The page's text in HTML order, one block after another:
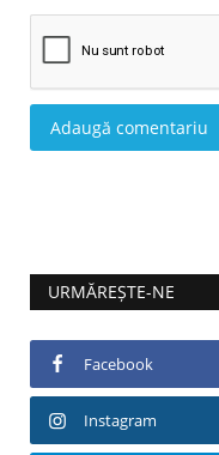
Adaugă comentariu
URMĂREȘTE-NE
Facebook
Instagram